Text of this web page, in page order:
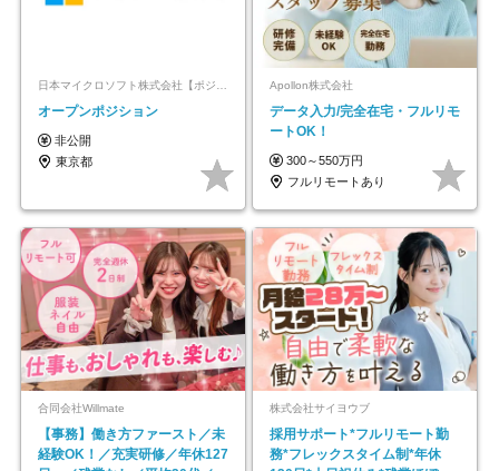
オープンポジション
非公開
東京都
Apollon株式会社
データ入力/完全在宅・フルリモ
ートOK！
300～550万円
フルリモートあり
合同会社Willmate
【事務】働き方ファースト／未
経験OK！／充実研修／年休127
株式会社サイヨウブ
採用サポート*フルリモート勤
務*フレックスタイム制*年休